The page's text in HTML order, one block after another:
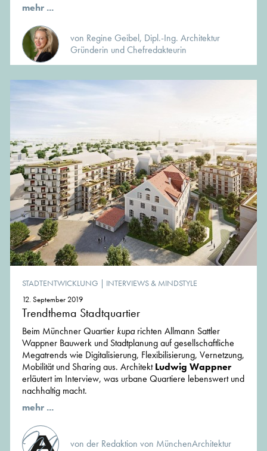
mehr ...
von Regine Geibel, Dipl.-Ing. Architektur
Gründerin und Chefredakteurin
STADTENTWICKLUNG | INTERVIEWS & MINDSTYLE
12. September 2019
Trendthema Stadtquartier
Beim Münchner Quartier kuparichten Allmann Sattler
Wappner Bauwerk und Stadtplanung auf gesellschaftliche
Megatrends wie Digitalisierung, Flexibilisierung, Vernetzung,
Mobilität und Sharing aus. ArchitektLudwig Wappner
erläutert im Interview, was urbane Quartiere lebenswert und
nachhaltig macht.
mehr ...
von der Redaktion von MünchenArchitektur